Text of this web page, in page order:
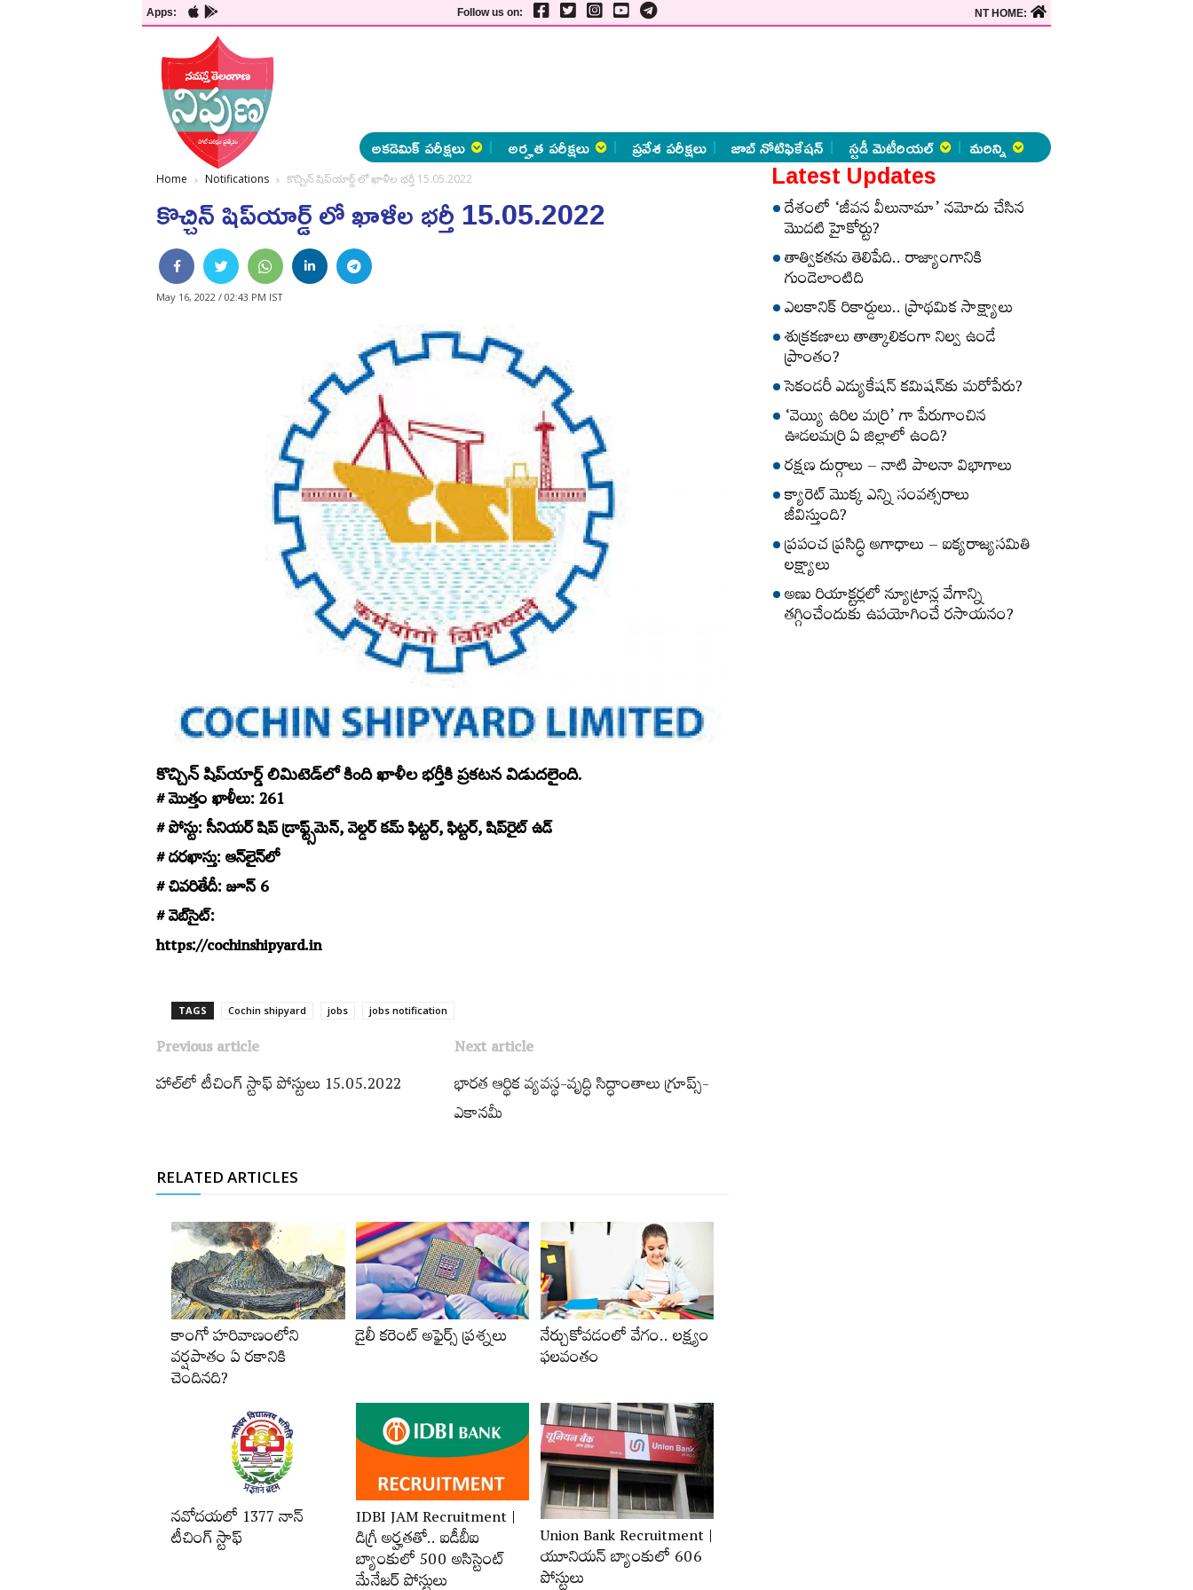
Apps: Follow us on: NT HOME:
అకడెమిక్ పరీక్షలు అర్హత పరీక్షలు ప్రవేశ పరీక్షలు జాబ్ నోటిఫికేషన్ స్టడీ మెటీరియల్ మరిన్ని
Home Notifications కొచ్చిన్‌ షిప్‌యార్డ్ లో ఖాళీల భర్తీ 15.05.2022
కొచ్చిన్‌ షిప్‌యార్డ్ లో ఖాళీల భర్తీ 15.05.2022
May 16, 2022 / 02:43 PM IST
కొచ్చిన్‌ షిప్‌యార్డ్ లిమిటెడ్‌లో కింది ఖాళీల భర్తీకి ప్రకటన విడుదలైంది.
# మొత్తం ఖాళీలు: 261
# పోస్టు: సీనియర్‌ షిప్‌ డ్రాఫ్ట్స్​‍మెన్‌, వెల్డర్‌ కమ్‌ ఫిట్టర్‌, ఫిట్టర్‌, షిప్‌రైట్‌ ఉడ్‌
# దరఖాస్తు: ఆన్‌లైన్‌లో
# చివరితేదీ: జూన్‌ 6
# వెబ్‌సైట్‌:
https://cochinshipyard.in
TAGS Cochin shipyard jobs jobs notification
Previous article
హాల్‌లో టీచింగ్‌ స్టాఫ్‌ పోస్టులు 15.05.2022
Next article
భారత ఆర్థిక వ్యవస్థ-వృద్ధి సిద్ధాంతాలు గ్రూప్స్-
ఎకానమీ
RELATED ARTICLES
కాంగో హరివాణంలోని
వర్షపాతం ఏ రకానికి
చెందినది?
డైలీ కరెంట్‌ అఫైర్స్‌ ప్రశ్నలు నేర్చుకోవడంలో వేగం.. లక్ష్యం
ఫలవంతం
నవోదయలో 1377 నాన్‌
టీచింగ్‌ స్టాఫ్‌
IDBI JAM Recruitment |
డిగ్రీ అర్హ‌త‌తో.. ఐడీబీఐ
బ్యాంకులో 500 అసిస్టెంట్‌
Union Bank Recruitment |
యూనియన్ బ్యాంకులో 606
పోస్టులు
Latest Updates
దేశంలో ‘జీవన వీలునామా’ నమోదు చేసిన
మొదటి హైకోర్టు?
తాత్వికతను తెలిపేది.. రాజ్యాంగానికి
గుండెలాంటిది
ఎలకానిక్‌ రికార్డులు.. ప్రాథమిక సాక్ష్యాలు
శుక్రకణాలు తాత్కాలికంగా నిల్వ ఉండే
ప్రాంతం?
సెకండరీ ఎడ్యుకేషన్‌ కమిషన్‌కు మరోపేరు?
‘వెయ్యి ఉరిల మర్రి’ గా పేరుగాంచిన
ఊడలమర్రి ఏ జిల్లాలో ఉంది?
రక్షణ దుర్గాలు – నాటి పాలనా విభాగాలు
క్యారెట్‌ మొక్క ఎన్ని సంవత్సరాలు
జీవిస్తుంది?
ప్రపంచ ప్రసిద్ధి అగాధాలు – ఐక్యరాజ్యసమితి
లక్ష్యాలు
అణు రియాక్టర్లలో న్యూట్రాన్ల వేగాన్ని
తగ్గించేందుకు ఉపయోగించే రసాయనం?